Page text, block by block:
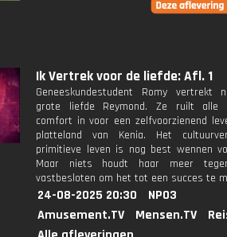
Ik Vertrek voor de liefde: Afl. 1
Geneeskundestudent Romy vertrekt
grote liefde Reymond. Ze ruilt alle
comfort in voor een zelfvoorzienend
platteland van Kenia. Het
primitieve leven is nog best wennen
Maar niets houdt haar meer
vastbesloten om het tot een succes te
24-08-2025 20:30
NPO3
Amusement.TV
Mensen.TV